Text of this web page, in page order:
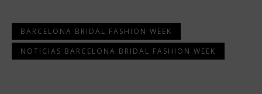
BARCELONA BRIDAL FASHION WEEK
NOTICIAS BARCELONA BRIDAL FASHION WEEK